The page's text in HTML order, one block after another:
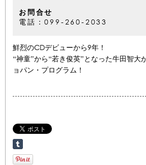
お問合せ
電話：099-260-2033
鮮烈のCDデビューから9年！
“神童”から“若き俊英”となった牛田智大
ョパン・プログラム！